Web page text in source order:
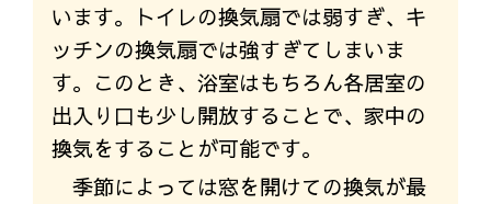
います。トイレの換気扇では弱すぎ、キ
ッチンの換気扇では強すぎてしまいま
す。このとき、浴室はもちろん各居室の
出入り口も少し開放することで、家中の
換気をすることが可能です。
季節によっては窓を開けての換気が最